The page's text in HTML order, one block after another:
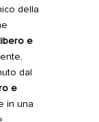
della
e
dal
e
in una